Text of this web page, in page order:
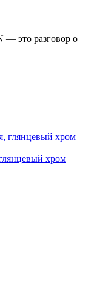
— это разговор о
хром